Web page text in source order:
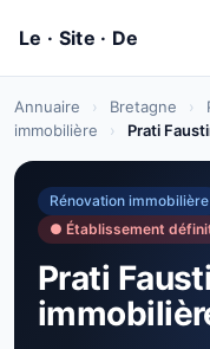
Annuaire › Bretagne ›
immobilière
› Prati
Rénovation immobilière
● Établissement
Prati